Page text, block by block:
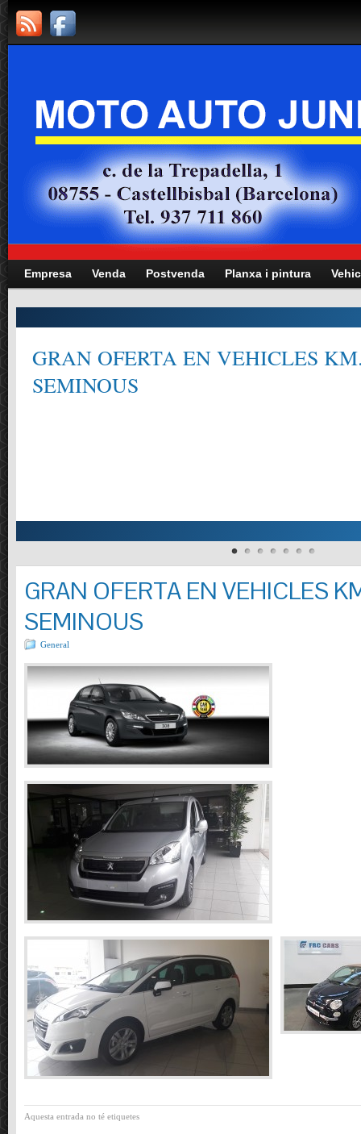
Empresa Venda Postvenda Planxa i pintura
GRAN OFERTA EN VEHICLES
SEMINOUS
GRAN OFERTA EN VEHICLES
SEMINOUS
General
Aquesta entrada no té etiquetes